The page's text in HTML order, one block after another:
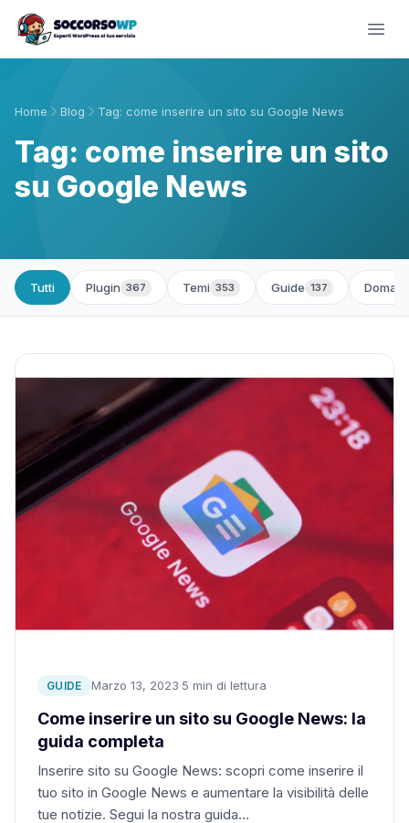
Home Blog Tag: come inserire un sito su Google News
Tag: come inserire un sito
su Google News
Tutti Plugin 367 Temi 353 Guide 137
GUIDE Marzo 13, 2023·5 min di lettura
Come inserire un sito su Google News: la
guida completa
Inserire sito su Google News: scopri come inserire il
tuo sito in Google News e aumentare la visibilità delle
tue notizie. Segui la nostra guida…